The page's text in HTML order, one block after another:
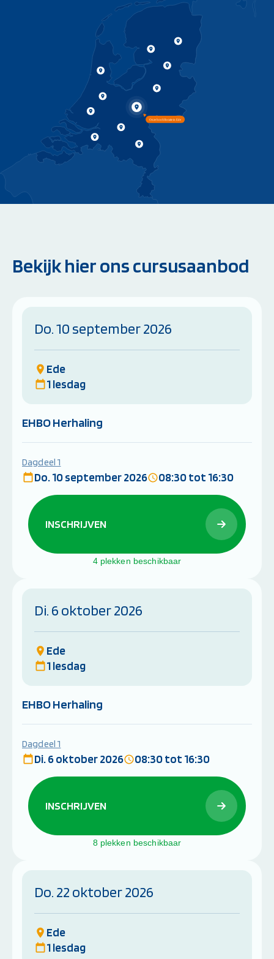
Bekijk hier ons cursusaanbod
Do. 10 september 2026
Ede
1 lesdag
EHBO Herhaling
Dagdeel 1
Do. 10 september 2026 08:30 tot 16:30
INSCHRIJVEN
4 plekken beschikbaar
Di. 6 oktober 2026
Ede
1 lesdag
EHBO Herhaling
Dagdeel 1
Di. 6 oktober 2026 08:30 tot 16:30
INSCHRIJVEN
8 plekken beschikbaar
Do. 22 oktober 2026
Ede
1 lesdag